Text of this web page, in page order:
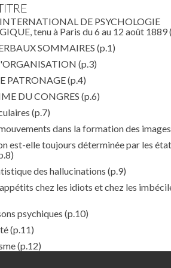
DE PSYCHOLOGIE
tenu à Paris du 6 au 12 août 1889
SOMMAIRES (p.1)
(p.3)
PATRONAGE(p.4)
DU CONGRES (p.6)
(p.7)
dans la formation des images
est-elle toujours déterminée par les
des hallucinations (p.9)
chez les idiots et chez les
psychiques (p.10)
(p.11)
(p.12)